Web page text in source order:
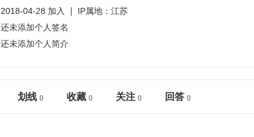
2018-04-28 加入
IP属地：江苏
还未添加个人签名
还未添加个人简介
划线 收藏 关注 回答